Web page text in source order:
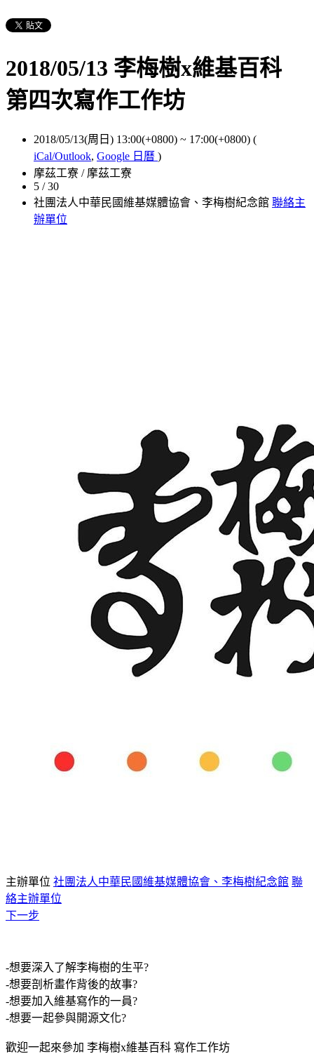
2018/05/13 李梅樹x維基百科
第四次寫作工作坊
2018/05/13(周日) 13:00(+0800) ~ 17:00(+0800) (
iCal/Outlook, Google 日曆 )
摩茲工寮 / 摩茲工寮
5 / 30
社團法人中華民國維基媒體協會、李梅樹紀念館 聯絡主
辦單位
主辦單位 社團法人中華民國維基媒體協會、李梅樹紀念館 聯
絡主辦單位
下一步
-想要深入了解李梅樹的生平?
-想要剖析畫作背後的故事?
-想要加入維基寫作的一員?
-想要一起參與開源文化?
歡迎一起來參加 李梅樹x維基百科 寫作工作坊